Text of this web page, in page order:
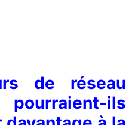
de réseau
ils